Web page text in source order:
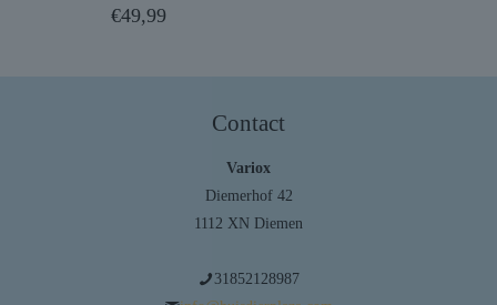
€49,99
Contact
Variox
Diemerhof 42
1112 XN Diemen
31852128987